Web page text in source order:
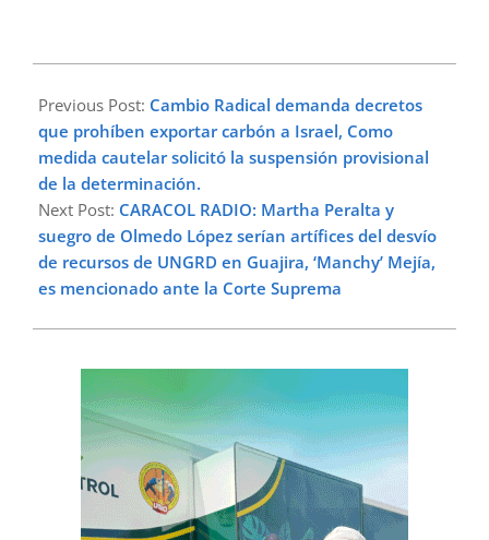
10-
02
Previous Post: Cambio Radical demanda decretos
que prohíben exportar carbón a Israel, Como
medida cautelar solicitó la suspensión provisional
de la determinación.
Next Post: CARACOL RADIO: Martha Peralta y
suegro de Olmedo López serían artífices del desvío
de recursos de UNGRD en Guajira, ‘Manchy’ Mejía,
es mencionado ante la Corte Suprema